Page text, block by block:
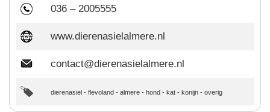
036 – 2005555
www.dierenasielalmere.nl
contact@dierenasielalmere.nl
dierenasiel - flevoland - almere - hond - kat - konijn - overig